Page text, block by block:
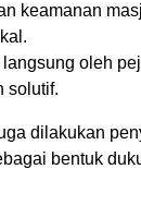
keamanan
oleh
solutif.
dilakukan
bentuk